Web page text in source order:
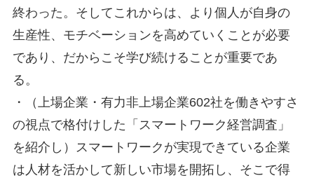
終わった。そしてこれからは、より個人が自身の
生産性、モチベーションを高めていくことが必要
であり、だからこそ学び続けることが重要であ
る。
・（上場企業・有力非上場企業602社を働きやすさ
の視点で格付けした「スマートワーク経営調査」
を紹介し）スマートワークが実現できている企業
は人材を活かして新しい市場を開拓し、そこで得